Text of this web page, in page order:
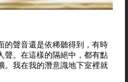
的聲音還是依稀聽得到，有時
聲。在這樣的隔絕中，都有點
。我在我的潛意識地下室裡就